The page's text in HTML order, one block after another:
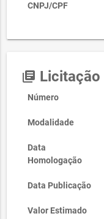
CNPJ/CPF
library_books Licitação
Número
Modalidade
Data
Homologação
Data Publicação
Valor Estimado